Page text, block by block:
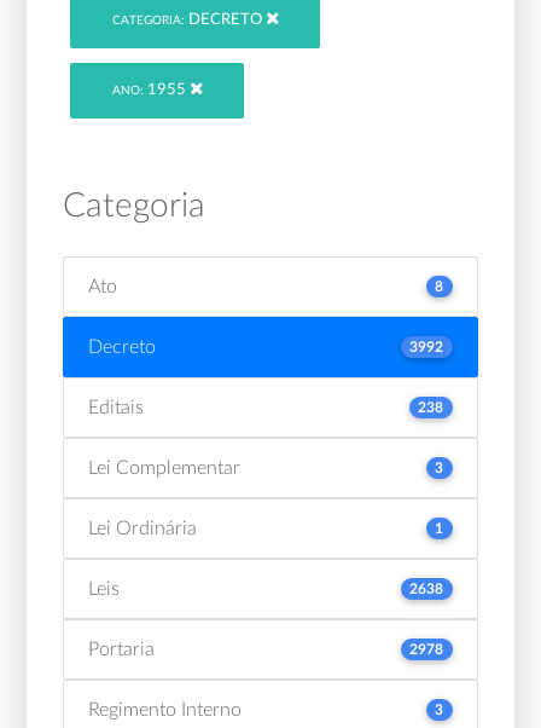
CATEGORIA: DECRETO
ANO: 1955
Categoria
Ato 8
Decreto 3992
Editais 238
Lei Complementar 3
Lei Ordinária 1
Leis 2638
Portaria 2978
Regimento Interno 3